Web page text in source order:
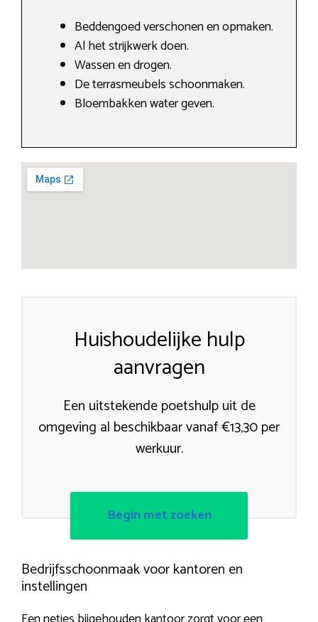
Beddengoed verschonen en opmaken.
Al het strijkwerk doen.
Wassen en drogen.
De terrasmeubels schoonmaken.
Bloembakken water geven.
Huishoudelijke hulp
aanvragen
Een uitstekende poetshulp uit de
omgeving al beschikbaar vanaf €13,30 per
werkuur.
Begin met zoeken
Bedrijfsschoonmaak voor kantoren en
instellingen